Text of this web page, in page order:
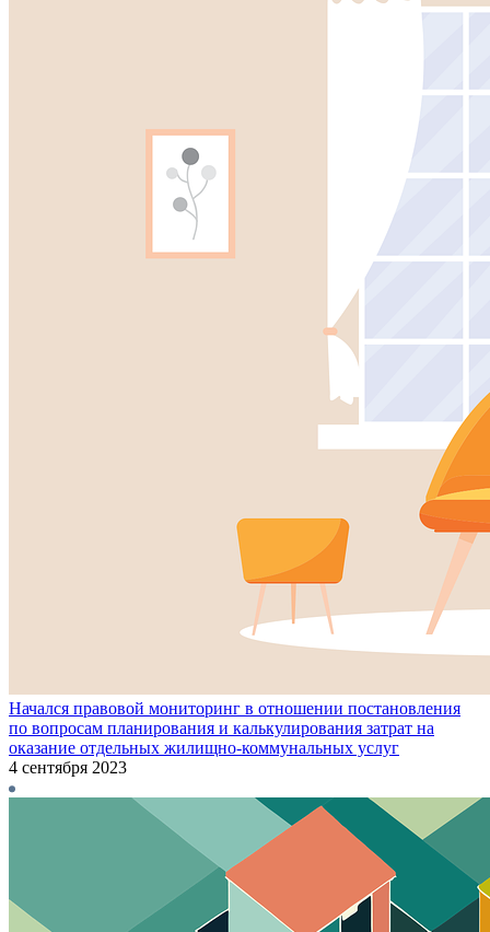
Начался правовой мониторинг в отношении постановления
по вопросам планирования и калькулирования затрат на
оказание отдельных жилищно-коммунальных услуг
4 сентября 2023